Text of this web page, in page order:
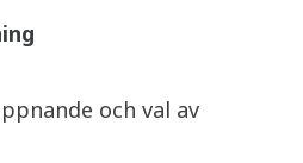
och val av